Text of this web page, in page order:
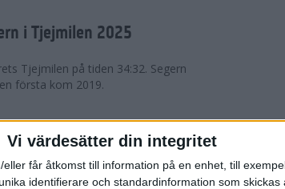
Vi värdesätter din integritet
får åtkomst till information på en enhet, till
identifierare och standardinformation som skickas
i Tjejmilen 2025
Tjejmilen på tiden 34:32. Segern
första kom 2019.
i rekordstort adidas